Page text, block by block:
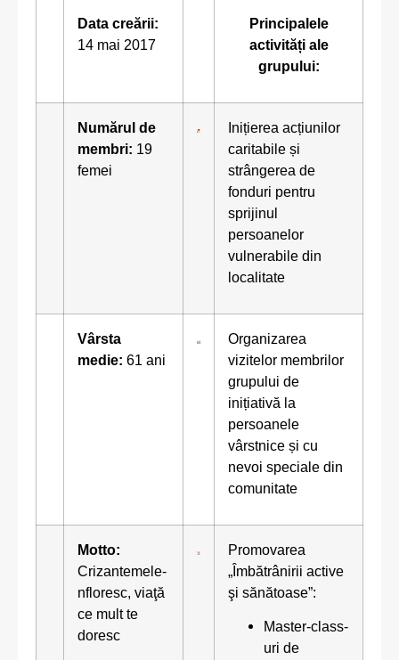
Data creării:
14 mai 2017
Principalele
activități ale
grupului:
Numărul de
membri: 19
femei
Inițierea acțiunilor
caritabile și
strângerea de
fonduri pentru
sprijinul
persoanelor
vulnerabile din
localitate
Vârsta
medie: 61 ani
Organizarea
vizitelor membrilor
grupului de
inițiativă la
persoanele
vârstnice și cu
nevoi speciale din
comunitate
Motto:
Crizantemele-
nfloresc, viaţă
ce mult te
doresc
Promovarea
„Îmbătrânirii active
şi sănătoase”:
Master-class-
uri de